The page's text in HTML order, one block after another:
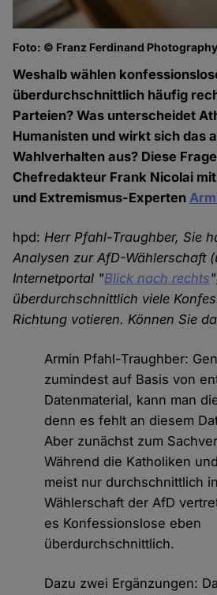
Foto: © Franz Ferdinand
Weshalb wählen
überdurchschnittlich häufig
Parteien? Was unterscheidet
Humanisten und wirkt sich das
Wahlverhalten aus? Diese
Chefredakteur Frank Nicolai
und Extremismus-Experten
hpd:Herr Pfahl-Traughber, Sie
Analysen zur AfD-Wählerschaft
Internetportal "Blick nach rechts
überdurchschnittlich viele
Richtung votieren. Können Sie
Armin Pfahl-Traughber:
zumindest auf Basis von
Datenmaterial, kann man
denn es fehlt an diesem
Aber zunächst zum
Während die Katholiken
meist nur durchschnittlich
Wählerschaft der AfD
es Konfessionslose eben
überdurchschnittlich.
Dazu zwei Ergänzungen: